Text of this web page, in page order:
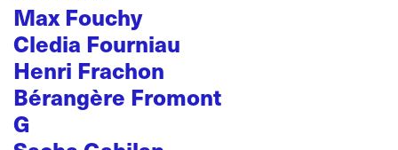
Max Fouchy
Cledia Fourniau
Henri Frachon
Bérangère Fromont
G